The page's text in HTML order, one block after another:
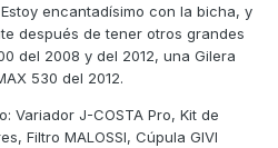
encantadísimo con la bicha, y
después de tener otros grandes
del 2008 y del 2012, una Gilera
530 del 2012.
Variador J-COSTA Pro, Kit de
Filtro MALOSSI, Cúpula GIVI